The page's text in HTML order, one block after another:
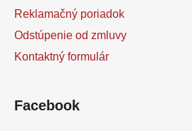
Reklamačný poriadok
Odstúpenie od zmluvy
Kontaktný formulár
Facebook